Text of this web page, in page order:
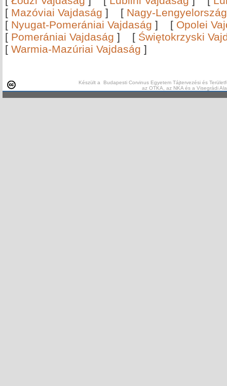
[ Mazóviai Vajdaság ] [ Nagy-
[ Nyugat-Pomerániai Vajdaság ] [ Opolei
[ Pomerániai Vajdaság ] [ Świętokrzyski
[ Warmia-Mazúriai Vajdaság ]
Készült a Budapesti Corvinus Egyetem Tájtervezési és
az OTKA, az NKA és a Visegrádi